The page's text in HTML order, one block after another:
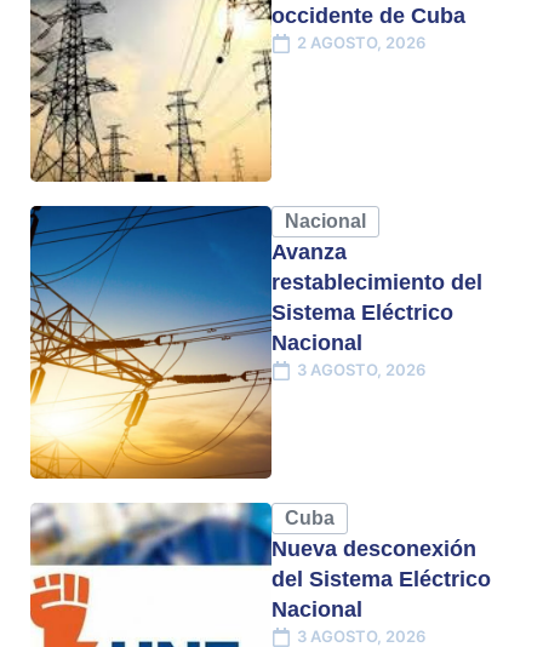
occidente de Cuba
2 AGOSTO, 2026
Nacional
Avanza
restablecimiento del
Sistema Eléctrico
Nacional
3 AGOSTO, 2026
Cuba
Nueva desconexión
del Sistema Eléctrico
Nacional
3 AGOSTO, 2026